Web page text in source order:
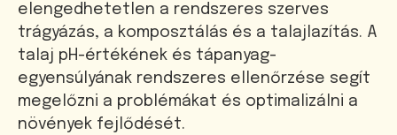
elengedhetetlen a rendszeres szerves
trágyázás, a komposztálás és a talajlazítás. A
talaj pH-értékének és tápanyag-
egyensúlyának rendszeres ellenőrzése segít
megelőzni a problémákat és optimalizálni a
növények fejlődését.